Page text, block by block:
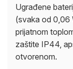
Ugrađene
(svaka od 0,06
prijatnom
zaštite IP44,
otvorenom.